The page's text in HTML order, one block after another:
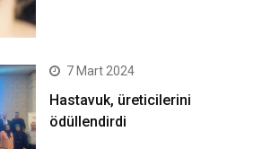
7 Mart 2024
Hastavuk, üreticilerini
ödüllendirdi